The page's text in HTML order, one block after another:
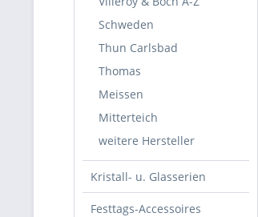
Schweden
Thun Carlsbad
Thomas
Meissen
Mitterteich
weitere Hersteller
Kristall- u. Glasserien
Festtags-Accessoires